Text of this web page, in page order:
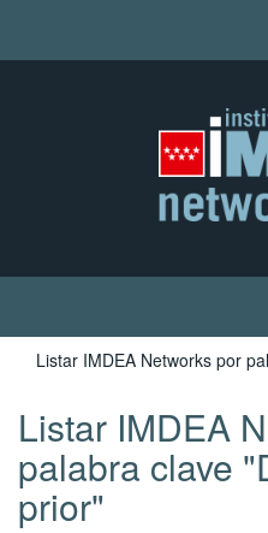
Listar IMDEA Networks por
Listar IMDEA
palabra clave
prior"